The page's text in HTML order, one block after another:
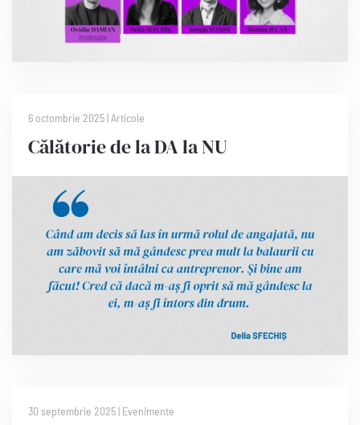
6 octombrie 2025|Articole
Călătorie de la DA la NU
30 septembrie 2025| Evenimente